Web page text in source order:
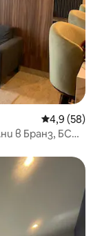
Средна
4,9 (58)
в Бранз, БСД